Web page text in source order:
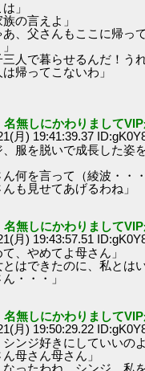
」
の言えよ」
、父さんもここに帰っ
人で暮らせるんだ！う
帰ってこないわ」
名無しにかわりまして
月) 19:41:39.37
服を脱いで成長した姿
何を言って（綾波・・・
も見せてあげるわね」
名無しにかわりまして
月) 19:43:57.51
、やめてよ母さん」
はできたのに、私とは
・・・」
名無しにかわりまして
月) 19:50:29.22
ンジ好きにしていいのよ
母さん母さん」